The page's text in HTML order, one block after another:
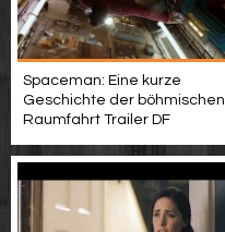
Spaceman: Eine kurze
Geschichte der böhmischen
Raumfahrt Trailer DF